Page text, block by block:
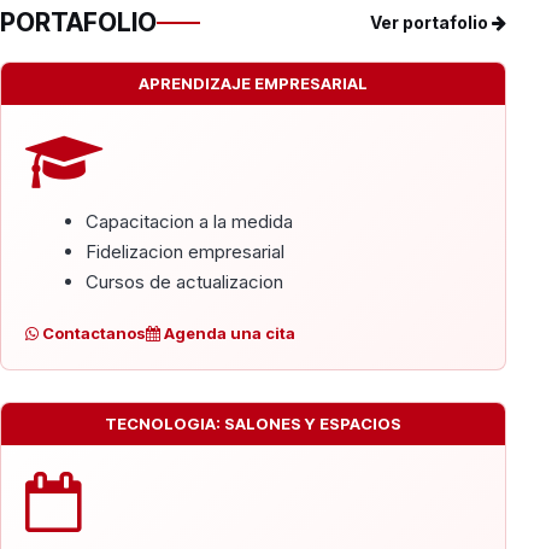
PORTAFOLIO Ver portafolio
APRENDIZAJE EMPRESARIAL
Capacitacion a la medida
Fidelizacion empresarial
Cursos de actualizacion
Contactanos Agenda una cita
TECNOLOGIA: SALONES Y ESPACIOS